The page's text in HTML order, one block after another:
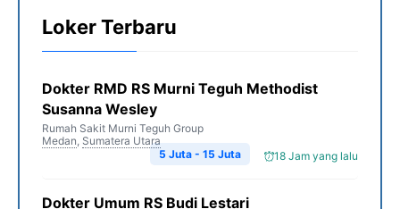
k
m
p
Loker Terbaru
Dokter RMD RS Murni Teguh Methodist
Susanna Wesley
Rumah Sakit Murni Teguh Group
Medan, Sumatera Utara
18 Jam yang lalu
5 Juta - 15 Juta
Dokter Umum RS Budi Lestari